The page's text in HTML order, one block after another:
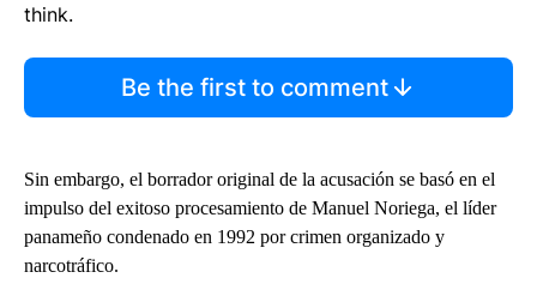
think.
Be the first to comment
Sin embargo, el borrador original de la acusación se basó en el
impulso del exitoso procesamiento de Manuel Noriega, el líder
panameño condenado en 1992 por crimen organizado y
narcotráfico.